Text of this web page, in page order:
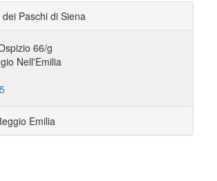
Paschi di Siena
66/g
Nell'Emilia
Emilia